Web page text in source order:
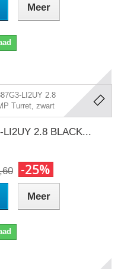
Meer
2.8 BLACK...
-25%
Meer